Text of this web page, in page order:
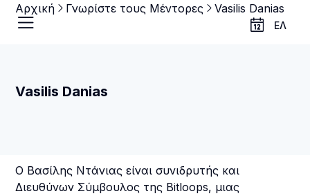
ΕΛ
Αρχική Γνωρίστε τους Μέντορες Vasilis Danias
Vasilis Danias
Ο Βασίλης Ντάνιας είναι συνιδρυτής και
Διευθύνων Σύμβουλος της Bitloops, μιας